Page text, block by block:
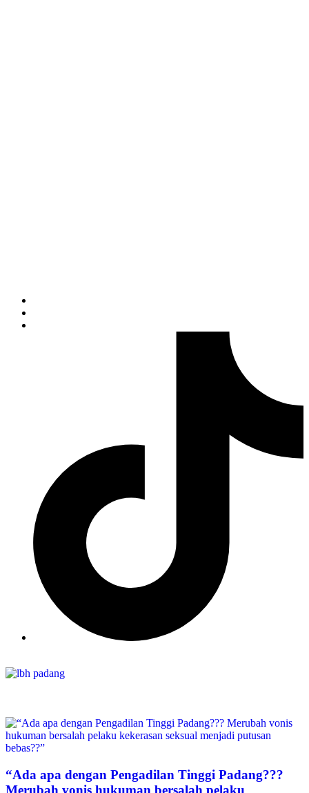
“Ada apa dengan Pengadilan Tinggi Padang???
Merubah vonis hukuman bersalah pelaku